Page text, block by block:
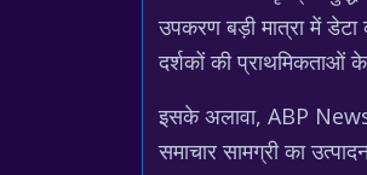
उपकरण बड़ी मात्रा में
दर्शकों की प्राथमिकताओं
इसके अलावा, ABP News
समाचार सामग्री का